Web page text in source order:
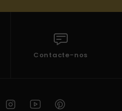
Contacte-nos